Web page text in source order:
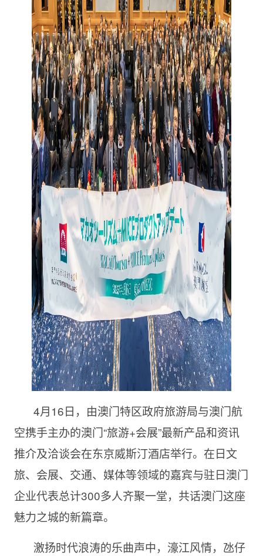
4月16日，由澳门特区政府旅游局与澳门航
空携手主办的澳门“旅游+会展”最新产品和资讯
推介及洽谈会在东京威斯汀酒店举行。在日文
旅、会展、交通、媒体等领域的嘉宾与驻日澳门
企业代表总计300多人齐聚一堂，共话澳门这座
魅力之城的新篇章。
激扬时代浪涛的乐曲声中，濠江风情，氹仔